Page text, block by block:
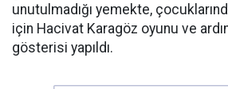
unutulmadığı yemekte,
için Hacivat Karagöz oyunu ve
gösterisi yapıldı.